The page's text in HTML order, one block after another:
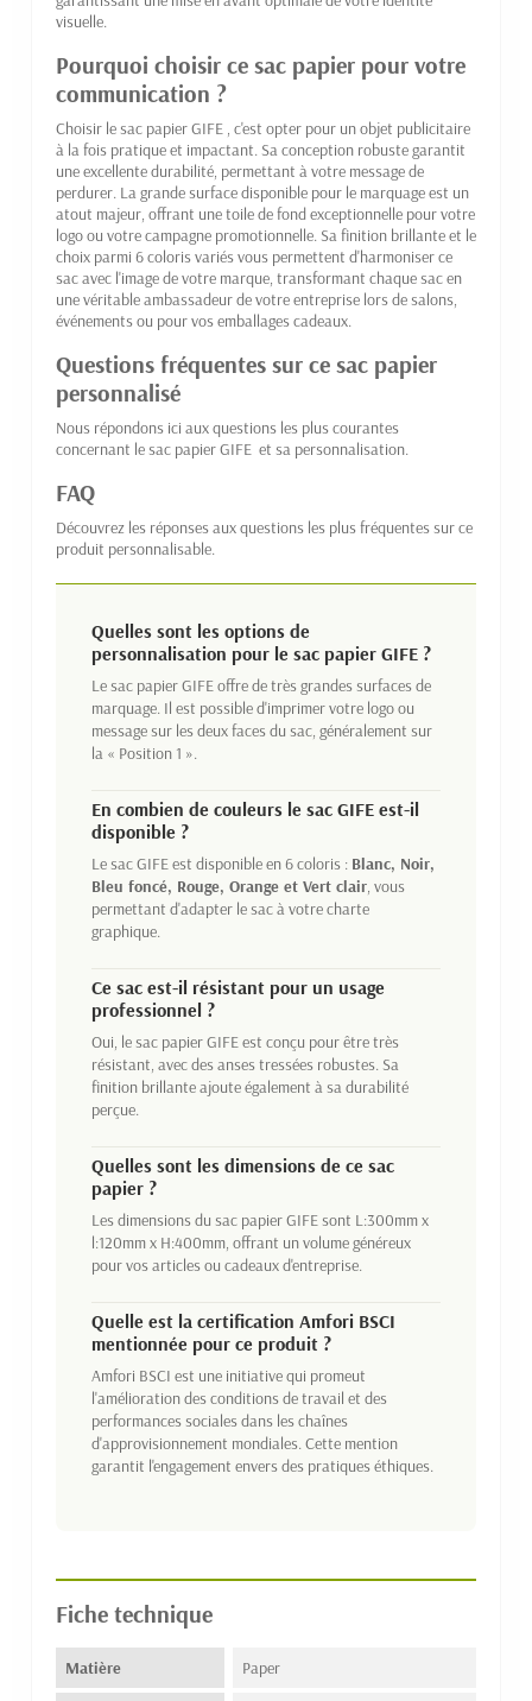
visuelle.
Pourquoi choisir ce sac papier pour votre
communication ?
Choisir le sac papier GIFE , c'est opter pour un objet publicitaire
à la fois pratique et impactant. Sa conception robuste garantit
une excellente durabilité, permettant à votre message de
perdurer. La grande surface disponible pour le marquage est un
atout majeur, offrant une toile de fond exceptionnelle pour votre
logo ou votre campagne promotionnelle. Sa finition brillante et le
choix parmi 6 coloris variés vous permettent d'harmoniser ce
sac avec l'image de votre marque, transformant chaque sac en
une véritable ambassadeur de votre entreprise lors de salons,
événements ou pour vos emballages cadeaux.
Questions fréquentes sur ce sac papier
personnalisé
Nous répondons ici aux questions les plus courantes
concernant le sac papier GIFE et sa personnalisation.
FAQ
Découvrez les réponses aux questions les plus fréquentes sur ce
produit personnalisable.
Quelles sont les options de
personnalisation pour le sac papier GIFE ?
Le sac papier GIFE offre de très grandes surfaces de
marquage. Il est possible d'imprimer votre logo ou
message sur les deux faces du sac, généralement sur
la « Position 1 ».
En combien de couleurs le sac GIFE est-il
disponible ?
Le sac GIFE est disponible en 6 coloris : Blanc, Noir,
Bleu foncé, Rouge, Orange et Vert clair, vous
permettant d'adapter le sac à votre charte
graphique.
Ce sac est-il résistant pour un usage
professionnel ?
Oui, le sac papier GIFE est conçu pour être très
résistant, avec des anses tressées robustes. Sa
finition brillante ajoute également à sa durabilité
perçue.
Quelles sont les dimensions de ce sac
papier ?
Les dimensions du sac papier GIFE sont L:300mm x
l:120mm x H:400mm, offrant un volume généreux
pour vos articles ou cadeaux d'entreprise.
Quelle est la certification Amfori BSCI
mentionnée pour ce produit ?
Amfori BSCI est une initiative qui promeut
l'amélioration des conditions de travail et des
performances sociales dans les chaînes
d'approvisionnement mondiales. Cette mention
garantit l'engagement envers des pratiques éthiques.
Fiche technique
Matière Paper